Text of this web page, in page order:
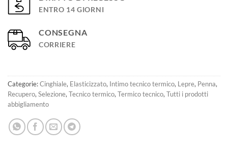
ENTRO 14 GIORNI
CONSEGNA
CORRIERE
Categorie:Cinghiale, Elasticizzato, Intimo tecnico termico, Lepre, Penna,
Recupero, Selezione, Tecnico termico, Termico tecnico, Tutti i prodotti
abbigliamento